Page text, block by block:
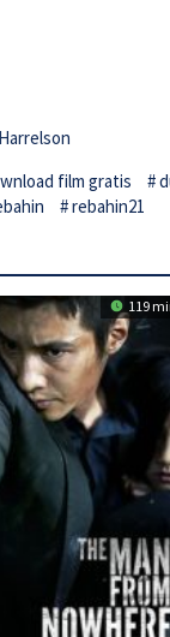
film gratis
rebahin21
119